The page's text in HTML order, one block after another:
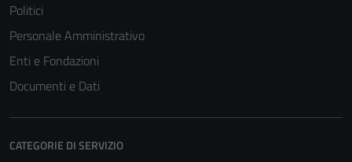
Politici
Personale Amministrativo
Enti e Fondazioni
Documenti e Dati
CATEGORIE DI SERVIZIO